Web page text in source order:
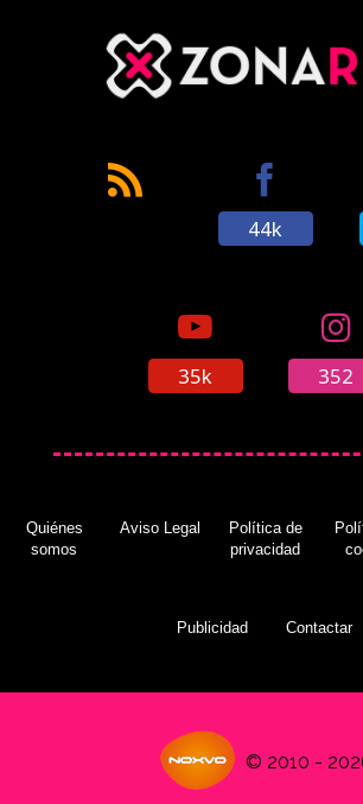
44k
35k 352
Quiénes
somos
Aviso Legal
Política de
privacidad
Publicidad Contactar
© 2010 -